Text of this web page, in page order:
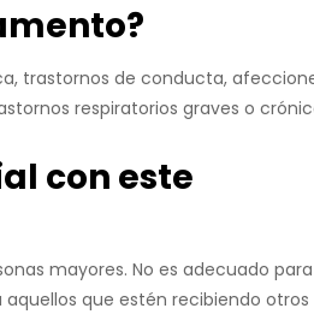
trastornos de conducta,
respiratorios graves o
con este
mayores. No es adecuado para
que estén recibiendo otros